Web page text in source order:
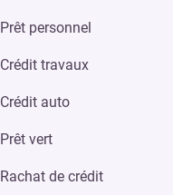
Prêt personnel
Crédit travaux
Crédit auto
Prêt vert
Rachat de crédit